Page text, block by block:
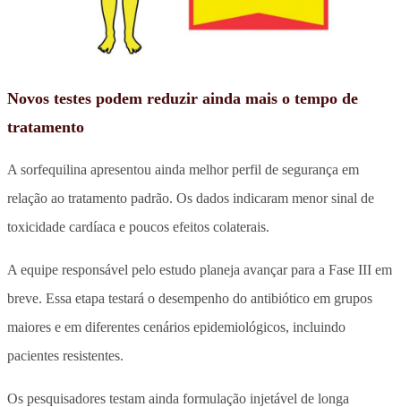
Novos testes podem reduzir ainda mais o tempo de
tratamento
A sorfequilina apresentou ainda melhor perfil de segurança em
relação ao tratamento padrão. Os dados indicaram menor sinal de
toxicidade cardíaca e poucos efeitos colaterais.
A equipe responsável pelo estudo planeja avançar para a Fase III em
breve. Essa etapa testará o desempenho do antibiótico em grupos
maiores e em diferentes cenários epidemiológicos, incluindo
pacientes resistentes.
Os pesquisadores testam ainda formulação injetável de longa